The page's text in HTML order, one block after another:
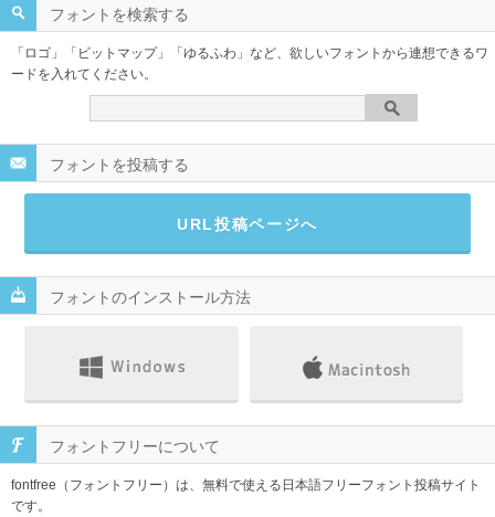
フォントを検索する
「ロゴ」「ビットマップ」「ゆるふわ」など、欲しいフォントから連想できるワ
ードを入れてください。
フォントを投稿する
URL投稿ページへ
フォントのインストール方法
フォントフリーについて
fontfree（フォントフリー）は、無料で使える日本語フリーフォント投稿サイト
です。